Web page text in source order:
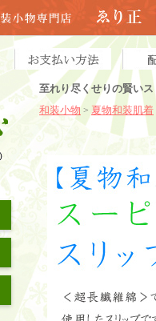
至れり尽くせりの賢い
和装小物 > 夏物和装肌着